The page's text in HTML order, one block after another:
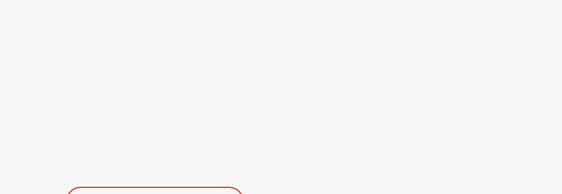
na stanie produkty, które dopiero ukazały się na rynku, ale nie brakuje też ofert dla osób poszukujących
chociażby w specjalnej zakładce „Outlet” obecnej na stronie internetowej.
gazetek promocyjnych wydawanych przez Media Markt. Co więcej, kupując taniej, można przy okazji otrzymać
obniżki do 10-25% z darmową dostawą, co tym bardziej zachęca do skorzystania z oferty. Zwykle promocje
AGD, kamer, aparatów fotograficznych, tabletów, komputerów, konsol, gier, telewizorów i telefonów.